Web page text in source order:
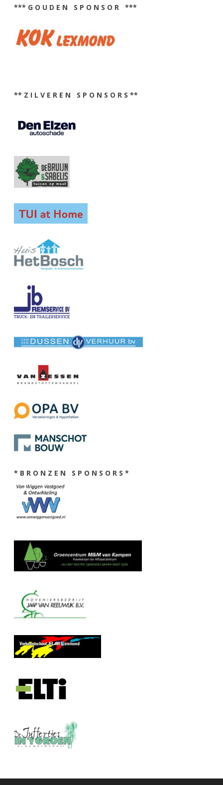
*** G O U D E N S P O N S O R ***
** Z I L V E R E N S P O N S O R S **
* B R O N Z E N S P O N S O R S *